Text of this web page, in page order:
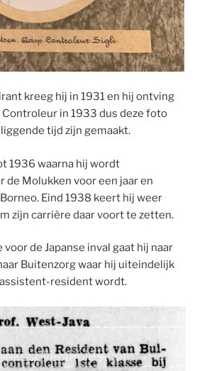
kreeg hij in 1931 en hij ontving
in 1933 dus deze foto
tijd zijn gemaakt.
1936 waarna hij wordt
de Molukken voor een jaar en
Eind 1938 keert hij weer
zijn carrière daar voort te zetten.
de Japanse inval gaat hij naar
Buitenzorg waar hij uiteindelijk
resident wordt.